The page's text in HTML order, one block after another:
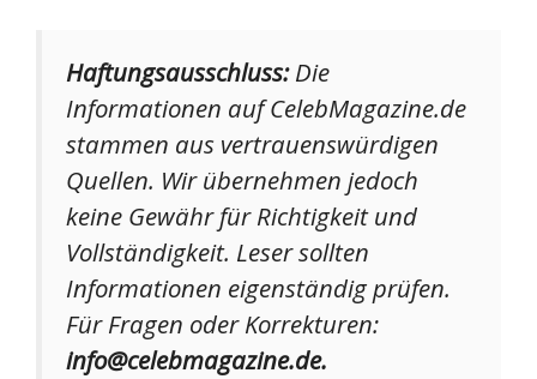
Haftungsausschluss:Die
Informationen auf CelebMagazine.de
stammen aus vertrauenswürdigen
Quellen. Wir übernehmen jedoch
keine Gewähr für Richtigkeit und
Vollständigkeit. Leser sollten
Informationen eigenständig prüfen.
Für Fragen oder Korrekturen:
info@celebmagazine.de.